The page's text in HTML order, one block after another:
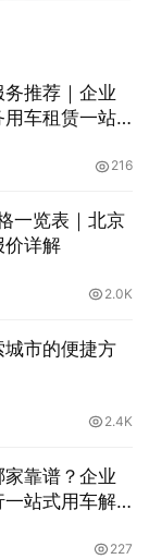
推荐｜企业
车租赁一站
216
一览表｜北京
价详解
2.0K
城市的便捷方
2.4K
靠谱？企业
站式用车解
227